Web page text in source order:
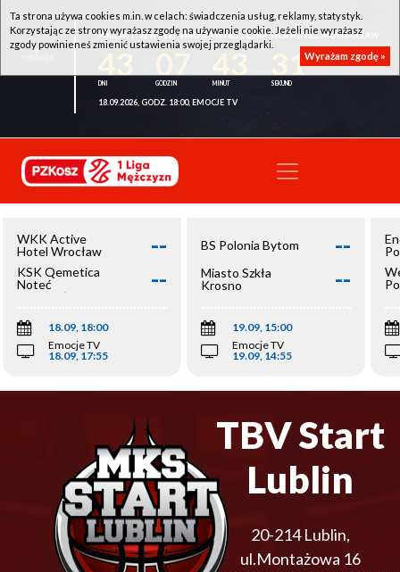
WKK ACTIVE HOTEL WROCŁAW - KSK QEMETICA NOTEĆ INOWROCŁAW
30
18.09.2026, GODZ. 18:00, EMOCJE TV
WKK Active
Hotel Wrocław
--
KSK Qemetica
Noteć
Inowrocław
--
18.09, 18:00
Emocje TV
18.09, 17:55
BS Polonia Bytom --
Miasto Szkła
Krosno
--
19.09, 15:00
Emocje TV
19.09, 14:55
TBV Start
Lublin
20-214 Lublin,
ul.Montażowa 16
Ta strona używa cookies m.in. w celach: świadczenia usług, reklamy, statystyk.
Korzystając ze strony wyrażasz zgodę na używanie cookie. Jeżeli nie wyrażasz
zgody powinieneś zmienić ustawienia swojej przeglądarki.
Wyrażam zgodę »